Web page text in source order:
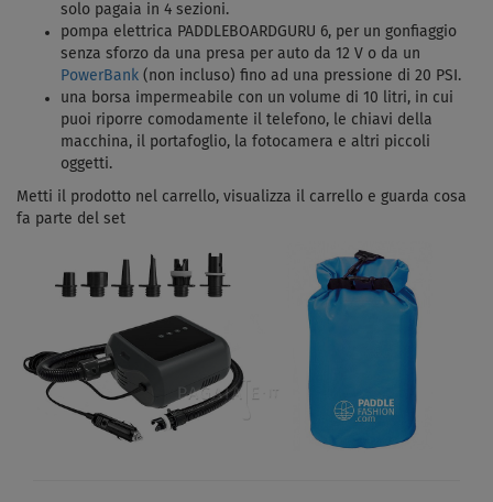
solo pagaia in 4 sezioni.
pompa elettrica PADDLEBOARDGURU 6, per un gonfiaggio
senza sforzo da una presa per auto da 12 V o da un
PowerBank (non incluso) fino ad una pressione di 20 PSI.
una borsa impermeabile con un volume di 10 litri, in cui
puoi riporre comodamente il telefono, le chiavi della
macchina, il portafoglio, la fotocamera e altri piccoli
oggetti.
Metti il ​​prodotto nel carrello, visualizza il carrello e guarda cosa
fa parte del set